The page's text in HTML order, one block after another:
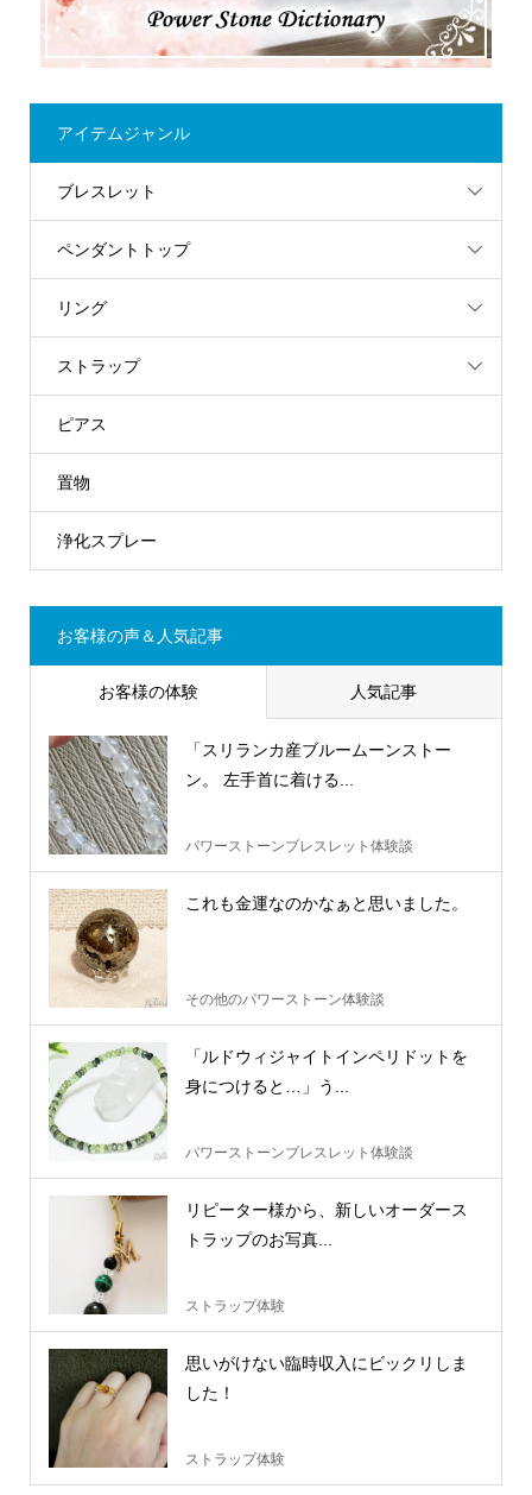
アイテムジャンル
ブレスレット
ペンダントトップ
リング
ストラップ
ピアス
置物
浄化スプレー
お客様の声＆人気記事
お客様の体験 人気記事
「スリランカ産ブルームーンストー
ン。 左手首に着ける...
パワーストーンブレスレット体験談
これも金運なのかなぁと思いました。
その他のパワーストーン体験談
「ルドウィジャイトインペリドットを
身につけると…」う...
パワーストーンブレスレット体験談
リピーター様から、新しいオーダース
トラップのお写真...
ストラップ体験
思いがけない臨時収入にビックリしま
した！
ストラップ体験